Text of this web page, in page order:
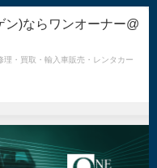
)ならワンオーナー@
・買取・輸入車販売・レンタカー